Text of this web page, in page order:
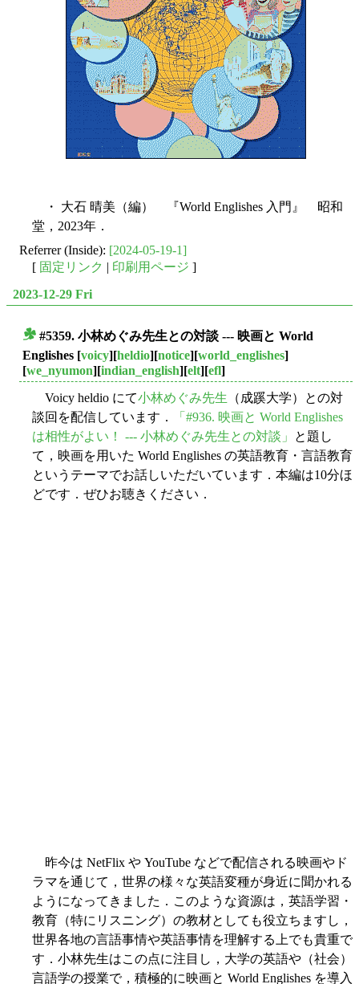
・ 大石 晴美（編） 『World Englishes 入門』 昭和
堂，2023年．
Referrer (Inside): [2024-05-19-1]
[ 固定リンク | 印刷用ページ ]
2023-12-29 Fri
#5359. 小林めぐみ先生との対談 --- 映画と World
Englishes [voicy][heldio][notice][world_englishes]
[we_nyumon][indian_english][elt][efl]
Voicy heldio にて小林めぐみ先生 （成蹊大学）との対
談回を配信しています．
「#936. 映画と World Englishes
は相性がよい！ --- 小林めぐみ先生との対談」
と題し
て，映画を用いた World Englishes の英語教育・言語教育
というテーマでお話しいただいています．本編は10分ほ
どです．ぜひお聴きください．
昨今は NetFlix や YouTube などで配信される映画やド
ラマを通じて，世界の様々な英語変種が身近に聞かれる
ようになってきました．このような資源は，英語学習・
教育（特にリスニング）の教材としても役立ちますし，
世界各地の言語事情や英語事情を理解する上でも貴重で
す．小林先生はこの点に注目し，大学の英語や（社会）
言語学の授業で，積極的に映画と World Englishes を導入